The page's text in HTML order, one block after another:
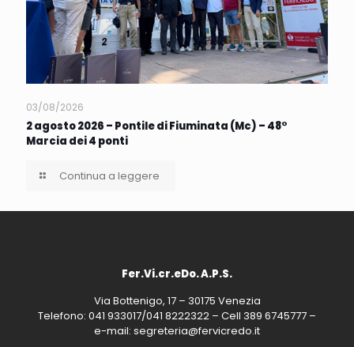
03/08/2026
2 agosto 2026 – Pontile di Fiuminata (Mc) – 48°
Marcia dei 4 ponti
Continua a leggere
Fer.Vi.cr.eDo. A.P.S.
Via Bottenigo, 17 – 30175 Venezia
Telefono: 041 933017/041 8222322 – Cell 389 6745777 –
e-mail: segreteria@fervicredo.it